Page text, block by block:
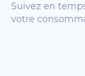
Suivez en
votre